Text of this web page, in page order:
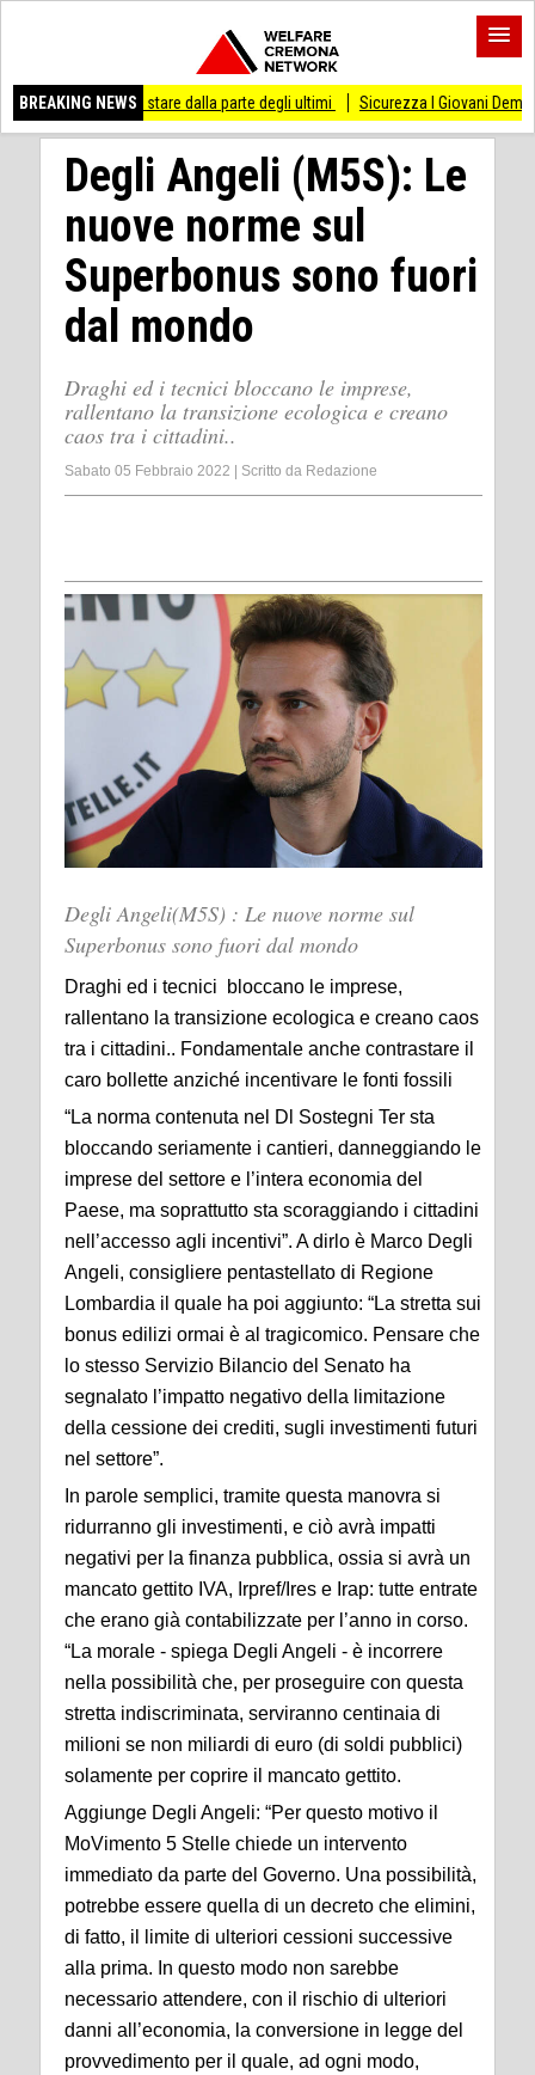
BREAKING NEWS
di stare dalla parte degli ultimi Sicurezza I Giovani Democratici
Degli Angeli (M5S): Le
nuove norme sul
Superbonus sono fuori
dal mondo
Draghi ed i tecnici bloccano le imprese,
rallentano la transizione ecologica e creano
caos tra i cittadini..
Sabato 05 Febbraio 2022 Scritto da Redazione
Degli Angeli(M5S) : Le nuove norme sul
Superbonus sono fuori dal mondo
Draghi ed i tecnici bloccano le imprese,
rallentano la transizione ecologica e creano caos
tra i cittadini.. Fondamentale anche contrastare il
caro bollette anziché incentivare le fonti fossili
“La norma contenuta nel Dl Sostegni Ter sta
bloccando seriamente i cantieri, danneggiando le
imprese del settore e l’intera economia del
Paese, ma soprattutto sta scoraggiando i cittadini
nell’accesso agli incentivi”. A dirlo è Marco Degli
Angeli, consigliere pentastellato di Regione
Lombardia il quale ha poi aggiunto: “La stretta sui
bonus edilizi ormai è al tragicomico. Pensare che
lo stesso Servizio Bilancio del Senato ha
segnalato l’impatto negativo della limitazione
della cessione dei crediti, sugli investimenti futuri
nel settore”.
In parole semplici, tramite questa manovra si
ridurranno gli investimenti, e ciò avrà impatti
negativi per la finanza pubblica, ossia si avrà un
mancato gettito IVA, Irpref/Ires e Irap: tutte entrate
che erano già contabilizzate per l’anno in corso.
“La morale - spiega Degli Angeli - è incorrere
nella possibilità che, per proseguire con questa
stretta indiscriminata, serviranno centinaia di
milioni se non miliardi di euro (di soldi pubblici)
solamente per coprire il mancato gettito.
Aggiunge Degli Angeli: “Per questo motivo il
MoVimento 5 Stelle chiede un intervento
immediato da parte del Governo. Una possibilità,
potrebbe essere quella di un decreto che elimini,
di fatto, il limite di ulteriori cessioni successive
alla prima. In questo modo non sarebbe
necessario attendere, con il rischio di ulteriori
danni all’economia, la conversione in legge del
provvedimento per il quale, ad ogni modo,